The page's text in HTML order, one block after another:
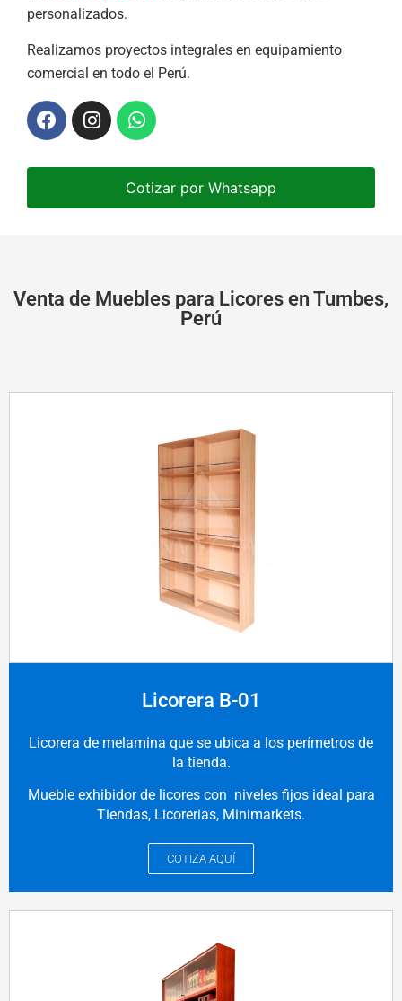
personalizados.
Realizamos proyectos integrales en equipamiento
comercial en todo el Perú.
Cotizar por Whatsapp
Venta de Muebles para Licores en Tumbes,
Perú
Licorera B-01
Licorera de melamina que se ubica a los perímetros de
la tienda.
Mueble exhibidor de licores con niveles fijos ideal para
Tiendas, Licorerias, Minimarkets.
COTIZA AQUÍ